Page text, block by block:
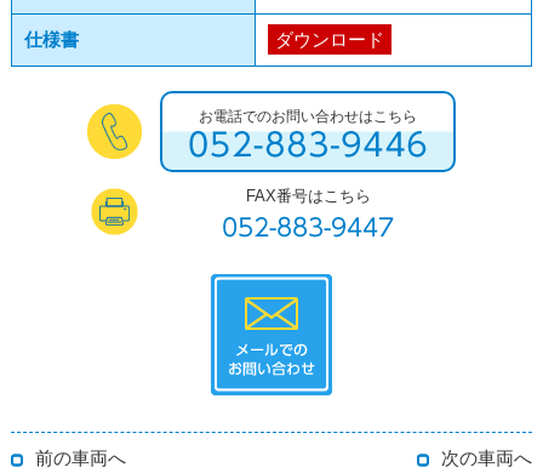
仕様書 ダウンロード
お電話でのお問い合わせはこちら
FAX番号はこちら
前の車両へ 次の車両へ